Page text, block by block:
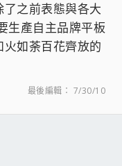
之前表態與各大
生產自主品牌平板
如荼百花齊放的
最後編輯： 7/30/10